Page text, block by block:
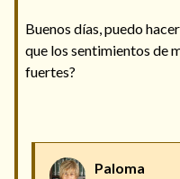
Buenos días, puedo
que los sentimientos de
fuertes?
Paloma